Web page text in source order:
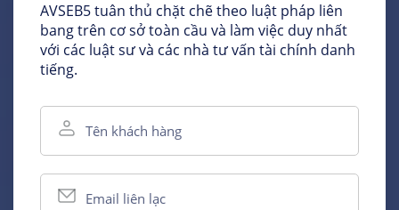
AVSEB5 tuân thủ chặt chẽ theo luật pháp liên
bang trên cơ sở toàn cầu và làm việc duy nhất
với các luật sư và các nhà tư vấn tài chính danh
tiếng.